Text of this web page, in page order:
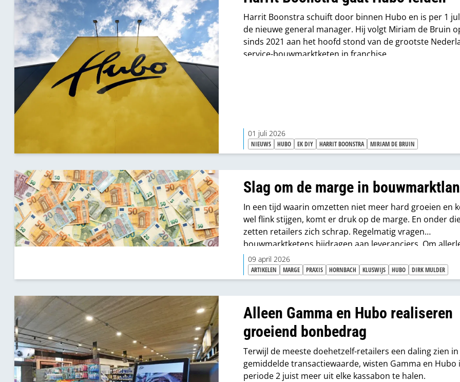
Harrit Boonstra schuift door binnen Hubo en is per 1
de nieuwe general manager. Hij volgt Miriam de Bruin
sinds 2021 aan het hoofd stond van de grootste
service-bouwmarktketen in franchise.
01 juli 2026
NIEUWS HUBO EK DIY HARRIT BOONSTRA MIRIAM DE BRUIN
Slag om de marge in
In een tijd waarin omzetten niet meer hard groeien en
wel flink stijgen, komt er druk op de marge. En onder
zetten retailers zich schrap. Regelmatig vragen
bouwmarktketens bijdragen aan leveranciers. Om
redenen en in allerlei vormen. Laatst vroeg Praxis
generiek en eenzijdig 2% aan alle leveranciers. Waarom
Praxis dat? Wat vindt de markt daarvan? Staan de
ketens ook klaar met zo’n ‘verzoek’? En welke rol
Labels in deze krachtmeting?
09 april 2026
ARTIKELEN MARGE PRAXIS HORNBACH KLUSWIJS HUBO DIRK MULDER
Alleen Gamma en Hubo realiseren
groeiend bonbedrag
Terwijl de meeste doehetzelf-retailers een daling zien in
gemiddelde transactiewaarde, wisten Gamma en Hubo
periode 2 juist meer uit elke kassabon te halen.